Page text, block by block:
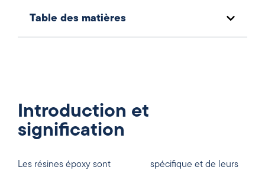
Table des matières
Introduction et
signification
Les résines époxy sont
spécifique et de leurs